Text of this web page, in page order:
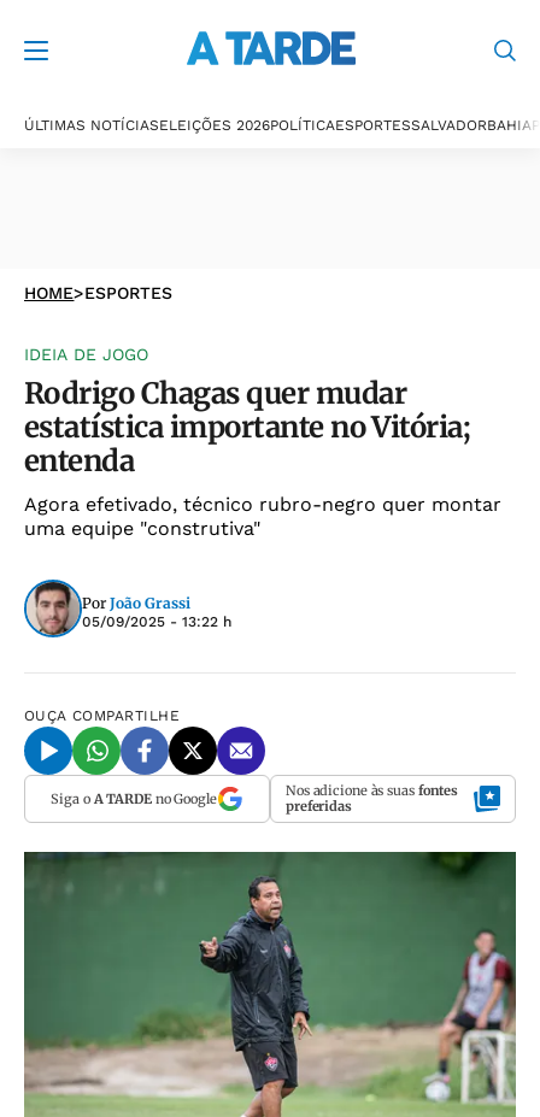
ÚLTIMAS NOTÍCIASELEIÇÕES 2026POLÍTICAESPORTESSALVADORBAHIA
HOME>ESPORTES
IDEIA DE JOGO
Rodrigo Chagas quer mudar
estatística importante no Vitória;
entenda
Agora efetivado, técnico rubro-negro quer montar
uma equipe "construtiva"
Por João Grassi
05/09/2025 - 13:22 h
OUÇA COMPARTILHE
Siga o A TARDEno Google Nos adicione às suas fontes
preferidas